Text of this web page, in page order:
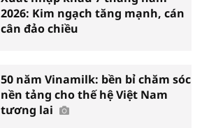
2026: Kim ngạch tăng mạnh, cán
cân đảo chiều
50 năm Vinamilk: bền bỉ chăm sóc
nền tảng cho thế hệ Việt Nam
tương lai